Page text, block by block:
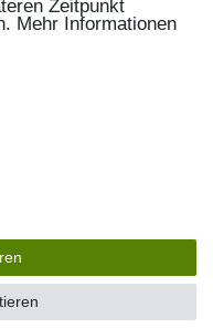
Zeitpunkt
Mehr Informationen